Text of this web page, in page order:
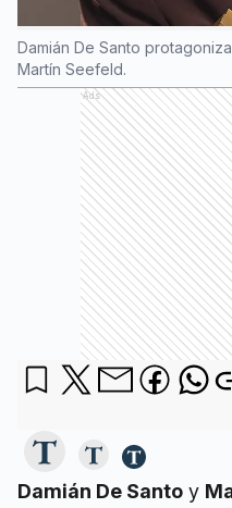
Damián De Santo
Martín Seefeld.
Ads
Damián De Santo y